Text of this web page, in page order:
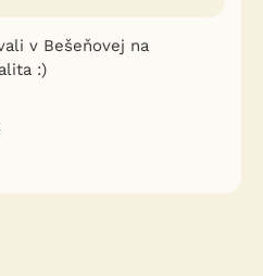
v Bešeňovej na
:)